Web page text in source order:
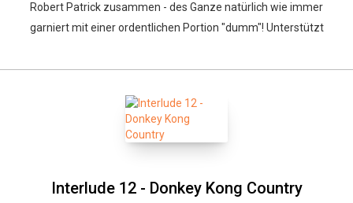
Robert Patrick zusammen - des Ganze natürlich wie immer
garniert mit einer ordentlichen Portion "dumm"! Unterstützt
Interlude 12 - Donkey Kong Country